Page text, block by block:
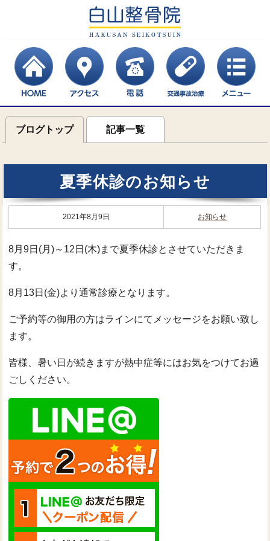
ブログトップ 記事一覧
夏季休診のお知らせ
2021年8月9日 お知らせ
8月9日(月)～12日(木)まで夏季休診とさせていただきま
す。
8月13日(金)より通常診療となります。
ご予約等の御用の方はラインにてメッセージをお願い致し
ます。
皆様、暑い日が続きますが熱中症等にはお気をつけてお過
ごしください。